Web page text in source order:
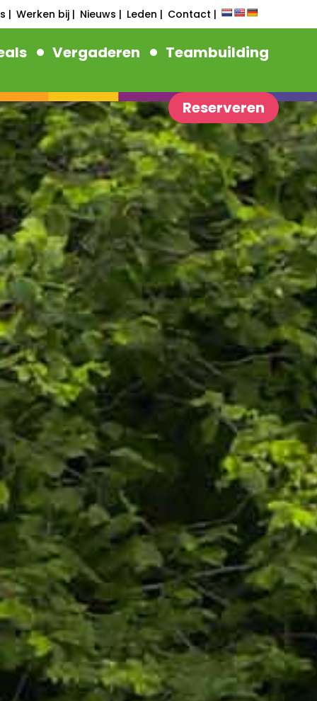
| Werken bij | Nieuws | Leden | Contact |
Vergaderen Teambuilding
Reserveren